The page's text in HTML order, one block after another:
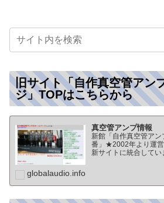
旧サイト「自作真空管アン
ジ」TOPはこちらから
真空管アンプ情報
新館「自作真空管ア
番」★2002年より運営
新サイトに統合して
のTOPページになり
globalaudio.info